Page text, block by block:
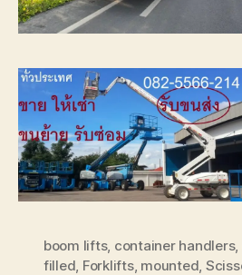
boom lifts, container handlers,
filled, Forklifts, mounted,